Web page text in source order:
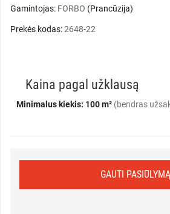
Gamintojas: FORBO (Prancūzija)
Prekės kodas:2648-22
Kaina pagal užklausą
Minimalus kiekis: 100 m² (bendras
GAUTI PASIŪLYMĄ